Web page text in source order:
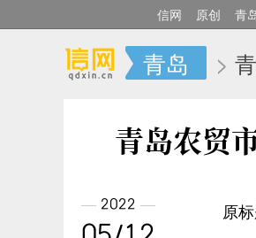
信网 原创 青
青岛 >
青岛农贸
原
2022